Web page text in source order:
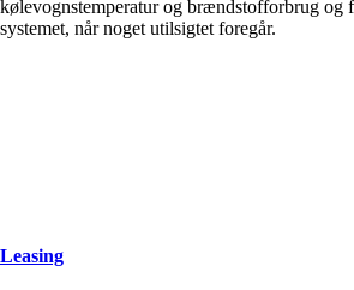
kølevognstemperatur og brændstofforbrug og
systemet, når noget utilsigtet foregår.
Leasing